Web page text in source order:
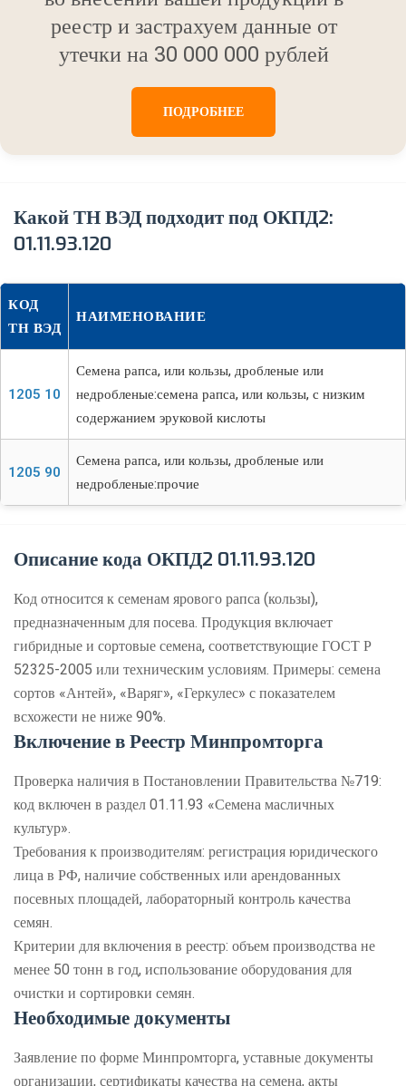
реестр и застрахуем данные от
утечки на 30 000 000 рублей
ПОДРОБНЕЕ
Какой ТН ВЭД подходит под ОКПД2:
01.11.93.120
КОД
ТН ВЭД
НАИМЕНОВАНИЕ
1205 10
Семена рапса, или кользы, дробленые или
недробленые:семена рапса, или кользы, с низким
содержанием эруковой кислоты
1205 90
Семена рапса, или кользы, дробленые или
недробленые:прочие
Описание кода ОКПД2 01.11.93.120
Код относится к семенам ярового рапса (кользы),
предназначенным для посева. Продукция включает
гибридные и сортовые семена, соответствующие ГОСТ Р
52325-2005 или техническим условиям. Примеры: семена
сортов «Антей», «Варяг», «Геркулес» с показателем
всхожести не ниже 90%.
Включение в Реестр Минпромторга
Проверка наличия в Постановлении Правительства №719:
код включен в раздел 01.11.93 «Семена масличных
культур».
Требования к производителям: регистрация юридического
лица в РФ, наличие собственных или арендованных
посевных площадей, лабораторный контроль качества
семян.
Критерии для включения в реестр: объем производства не
менее 50 тонн в год, использование оборудования для
очистки и сортировки семян.
Необходимые документы
Заявление по форме Минпромторга, уставные документы
организации, сертификаты качества на семена, акты